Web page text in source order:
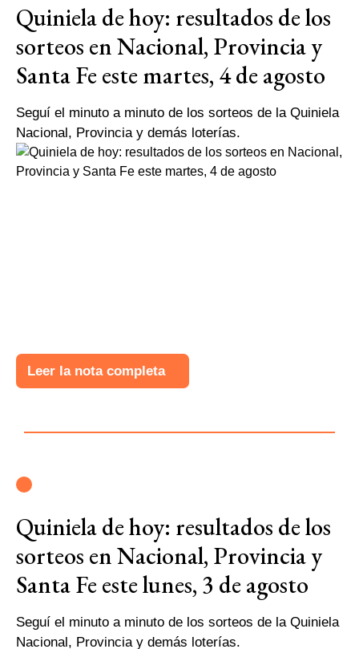
Quiniela de hoy: resultados de los
sorteos en Nacional, Provincia y
Santa Fe este martes, 4 de agosto
Seguí el minuto a minuto de los sorteos de la Quiniela
Nacional, Provincia y demás loterías.
Leer la nota completa
Quiniela de hoy: resultados de los
sorteos en Nacional, Provincia y
Santa Fe este lunes, 3 de agosto
Seguí el minuto a minuto de los sorteos de la Quiniela
Nacional, Provincia y demás loterías.